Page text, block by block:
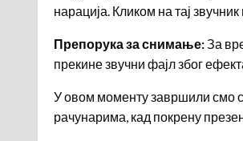
нарација. Кликом на тај
Препорука за снимање:За
прекине звучни фајл због
У овом моменту завршили смо
рачунарима, кад покрену